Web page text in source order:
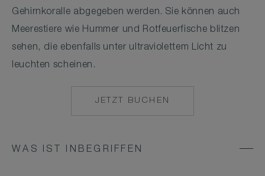
Gehirnkoralle abgegeben werden. Sie können auch
Meerestiere wie Hummer und Rotfeuerfische blitzen
sehen, die ebenfalls unter ultraviolettem Licht zu
leuchten scheinen.
JETZT BUCHEN
WAS IST INBEGRIFFEN